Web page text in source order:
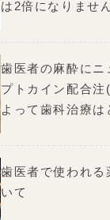
は2倍になりませ
歯医者の麻酔にニ
プトカイン配合
よって歯科治療は
歯医者で使われ
いて